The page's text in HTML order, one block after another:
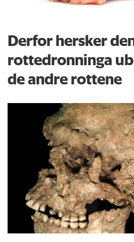
Derfor hersker
rottedronninga
de andre rottene